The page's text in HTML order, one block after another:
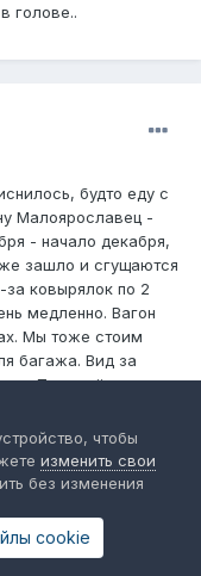
голове..
будто еду с
Малоярославец -
- начало декабря,
зашло и сгущаются
ковырялок по 2
медленно. Вагон
Мы тоже стоим
багажа. Вид за
Путь идёт по
похожие на ту, что в
Свободы, 17).
с горки. Поезд
стоят путейцы, в
с путеремонтной
- женщина лет
машинисту
чтобы
изменить свои
без изменения
сookie